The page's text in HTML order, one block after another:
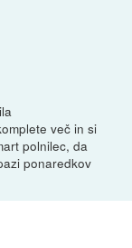
več in si
polnilec, da
ponaredkov